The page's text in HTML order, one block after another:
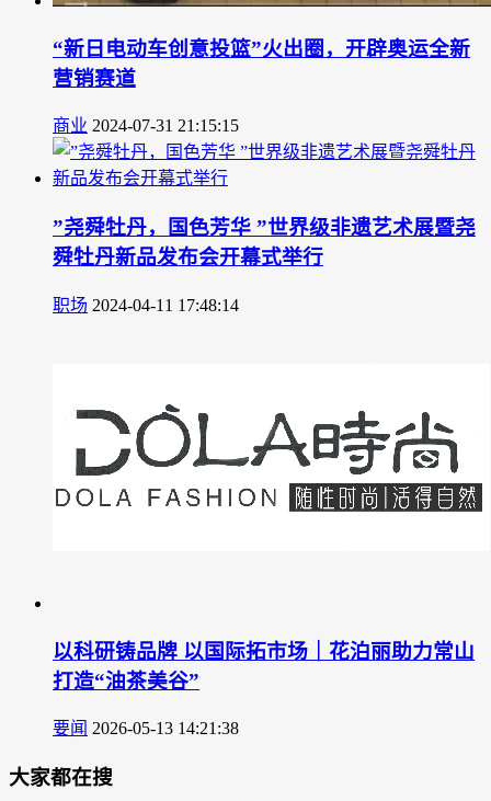
“新日电动车创意投篮”火出圈，开辟奥运全新
营销赛道
商业 2024-07-31 21:15:15
”尧舜牡丹，国色芳华 ”世界级非遗艺术展暨尧
舜牡丹新品发布会开幕式举行
职场 2024-04-11 17:48:14
以科研铸品牌 以国际拓市场｜花泊丽助力常山
打造“油茶美谷”
要闻 2026-05-13 14:21:38
大家都在搜